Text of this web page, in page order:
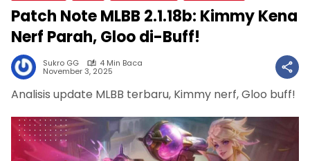
Patch Note MLBB 2.1.18b: Kimmy Kena
Nerf Parah, Gloo di-Buff!
Sukro GG 4 Min Baca
November 3, 2025
Analisis update MLBB terbaru, Kimmy nerf, Gloo buff!